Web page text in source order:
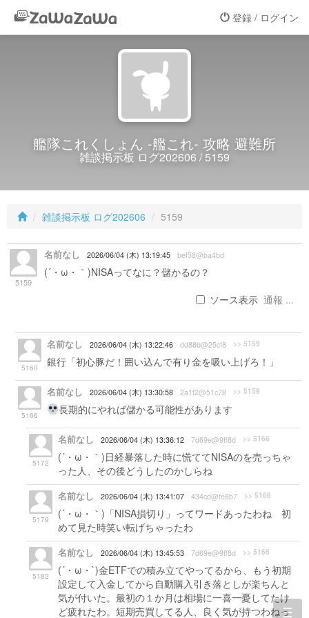
登録 / ログイン
艦隊これくしょん -艦これ- 攻略 避難所
雑談掲示板 ログ202606 / 5159
雑談掲示板 ログ202606 5159
5159
名前なし 2026/06/04 (木) 13:19:45 bef58@ba4bd
(´・ω・｀)NISAってなに？儲かるの？
ソース表示 通報 ...
5160
名前なし 2026/06/04 (木) 13:22:46 dd88b@25cf8 >> 5159
銀行「初心豚だ！囲い込んで有り金を吸い上げろ！」
5166
名前なし 2026/06/04 (木) 13:30:58 2a1f2@51c78 >> 5159
長期的にやれば儲かる可能性があります
5172
名前なし 2026/06/04 (木) 13:36:12 7d69e@9ff8d >> 5166
(´・ω・｀)日経暴落した時に慌ててNISAのを売っちゃ
った人、その後どうしたのかしらね
5179
名前なし 2026/06/04 (木) 13:41:07 434cd@fe8b7 >> 5166
(´・ω・｀)「NISA損切り」ってワードあったわね 初
めて見た時笑い転げちゃったわ
5182
名前なし 2026/06/04 (木) 13:45:53 7d69e@9ff8d >> 5166
(´・ω・`)金ETFでの積み立てやってるから、もう初期
設定して入金してから自動購入引き落としが楽ちんと
気が付いた。最初の１か月は相場に一喜一憂してたけ
ど疲れたわ。短期売買してる人、良く気が持つわねっ